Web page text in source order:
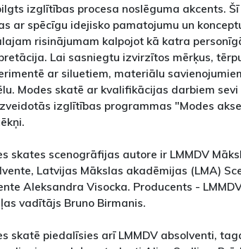
izglītības procesa noslēguma akcents.
ar spēcīgu idejisko pamatojumu un
risinājumam kalpojot kā katra
Lai sasniegtu izvirzītos mērķus,
ar siluetiem, materiālu
Modes skatē ar kvalifikācijas darbiem
izglītības programmas "Modes
skates scenogrāfijas autore ir LMMDV
Latvijas Mākslas akadēmijas (LMA)
Aleksandra Visocka. Producents -
vadītājs Bruno Birmanis.
skatē piedalīsies arī LMMDV absolventi,